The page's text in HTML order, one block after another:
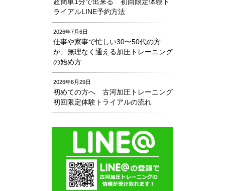
ライアルLINE予約方法
2026年7月6日
仕事や家事で忙しい30〜50代の方
が、無理なく通える加圧トレーニング
の始め方
2026年6月29日
初めての方へ 古河加圧トレーニング
初回限定体験トライアルの流れ